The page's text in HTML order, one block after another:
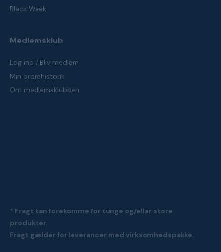
Black Week
Medlemsklub
Log ind / Bliv medlem
Min ordrehistorik
Om medlemsklubben
* Fragt kan forekomme for tunge og/eller store
produkter.
Fragt gælder for leverancer med virksomhedspakke.